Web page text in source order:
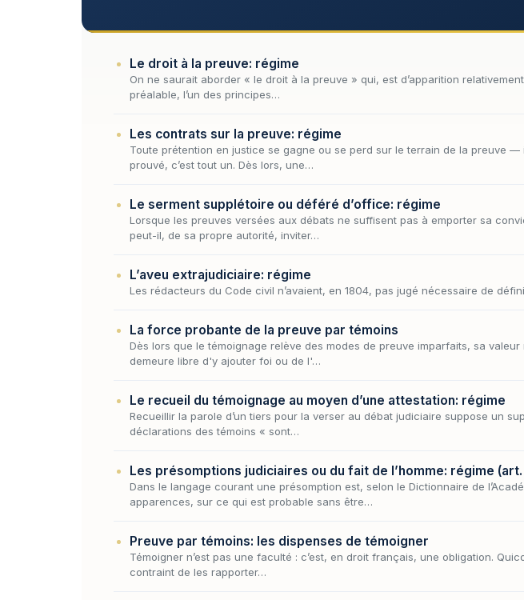
Le droit à la preuve: régime
On ne saurait aborder « le droit à la preuve » qui, est d’apparition
préalable, l’un des principes…
Les contrats sur la preuve: régime
Toute prétention en justice se gagne ou se perd sur le terrain de la preuve
prouvé, c’est tout un. Dès lors, une…
Le serment supplétoire ou déféré d’office: régime
Lorsque les preuves versées aux débats ne suffisent pas à emporter sa
peut-il, de sa propre autorité, inviter…
L’aveu extrajudiciaire: régime
Les rédacteurs du Code civil n’avaient, en 1804, pas jugé nécessaire de
La force probante de la preuve par témoins
Dès lors que le témoignage relève des modes de preuve imparfaits, sa
demeure libre d'y ajouter foi ou de l'…
Le recueil du témoignage au moyen d’une attestation: régime
Recueillir la parole d’un tiers pour la verser au débat judiciaire suppose un
déclarations des témoins « sont…
Les présomptions judiciaires ou du fait de l’homme: régime (art.
Dans le langage courant une présomption est, selon le Dictionnaire de
apparences, sur ce qui est probable sans être…
Preuve par témoins: les dispenses de témoigner
Témoigner n’est pas une faculté : c’est, en droit français, une obligation.
contraint de les rapporter…